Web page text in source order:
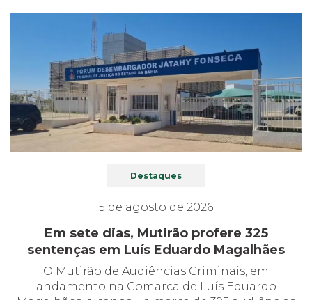
Destaques
5 de agosto de 2026
Em sete dias, Mutirão profere 325
sentenças em Luís Eduardo Magalhães
O Mutirão de Audiências Criminais, em
andamento na Comarca de Luís Eduardo